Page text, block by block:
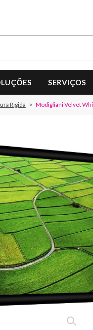
SERVIÇOS
Rígida Modigliani Velvet